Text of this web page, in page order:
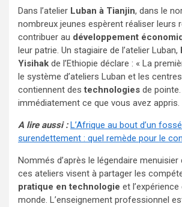
Dans l’atelier Luban à Tianjin, dans le
nombreux jeunes espèrent réaliser leurs
contribuer au développement
leur patrie. Un stagiaire de l’atelier Luban,
Yisihak de l’Ethiopie déclare : « La
le système d’ateliers Luban et les
contiennent destechnologies de
immédiatement ce que vous avez appris.
A lire aussi : L’Afrique au bout d’un
surendettement : quel remède pour le
Nommés d’après le légendaire menuisier
ces ateliers visent à partager les
pratique en technologie et
monde. L’enseignement professionnel